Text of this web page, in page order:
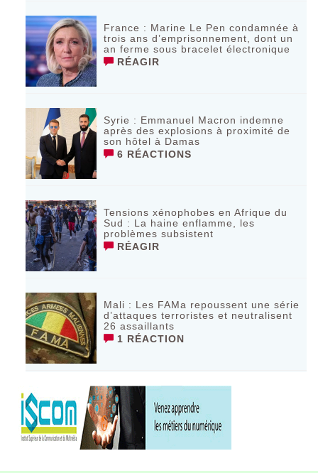
France : Marine Le Pen condamnée à
trois ans d’emprisonnement, dont un
an ferme sous bracelet électronique
RÉAGIR
Syrie : Emmanuel Macron indemne
après des explosions à proximité de
son hôtel à Damas
6 RÉACTIONS
Tensions xénophobes en Afrique du
Sud : La haine enflamme, les
problèmes subsistent
RÉAGIR
Mali : Les FAMa repoussent une série
d’attaques terroristes et neutralisent
26 assaillants
1 RÉACTION